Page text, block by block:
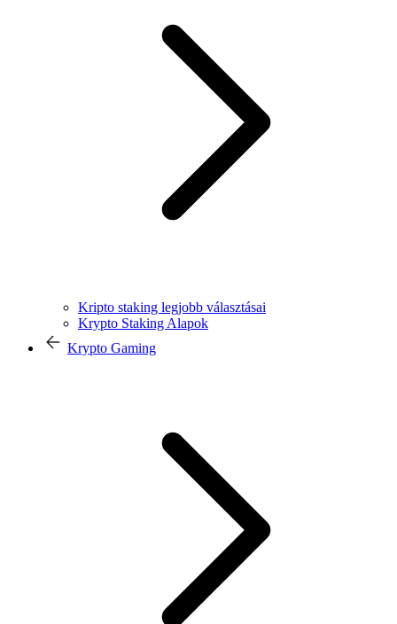
Kripto staking legjobb választásai
Krypto Staking Alapok
Krypto Gaming